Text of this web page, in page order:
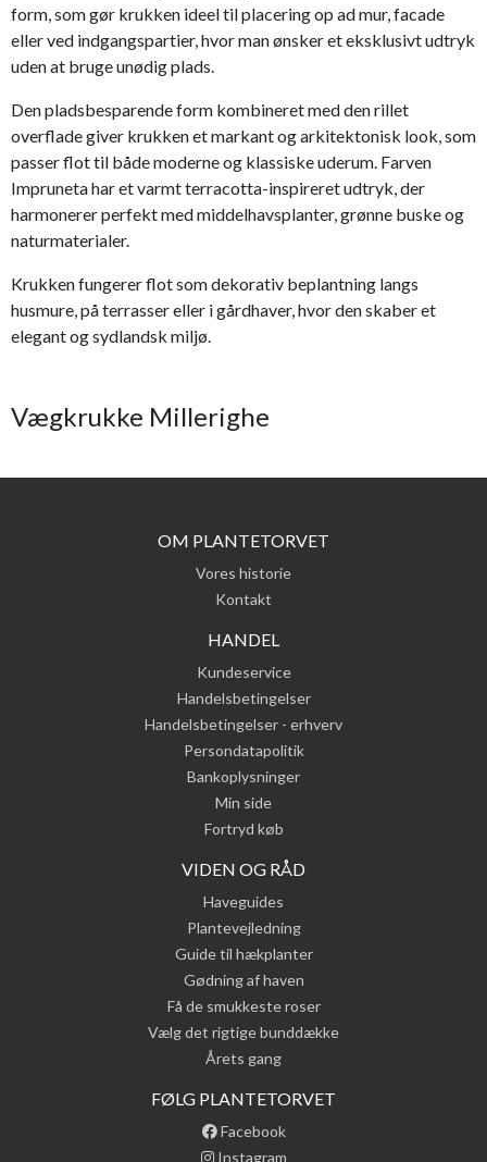
form, som gør krukken ideel til placering op ad mur, facade
eller ved indgangspartier, hvor man ønsker et eksklusivt udtryk
uden at bruge unødig plads.
Den pladsbesparende form kombineret med den rillet
overflade giver krukken et markant og arkitektonisk look, som
passer flot til både moderne og klassiske uderum. Farven
Impruneta har et varmt terracotta-inspireret udtryk, der
harmonerer perfekt med middelhavsplanter, grønne buske og
naturmaterialer.
Krukken fungerer flot som dekorativ beplantning langs
husmure, på terrasser eller i gårdhaver, hvor den skaber et
elegant og sydlandsk miljø.
Vægkrukke Millerighe
OM PLANTETORVET
Vores historie
Kontakt
HANDEL
Kundeservice
Handelsbetingelser
Handelsbetingelser - erhverv
Persondatapolitik
Bankoplysninger
Min side
Fortryd køb
VIDEN OG RÅD
Haveguides
Plantevejledning
Guide til hækplanter
Gødning af haven
Få de smukkeste roser
Vælg det rigtige bunddække
Årets gang
FØLG PLANTETORVET
Facebook
Instagram